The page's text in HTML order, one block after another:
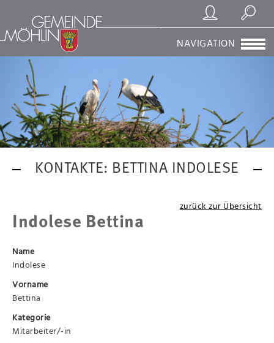
Registrierung/Login
Suchen
NAVIGATION
KONTAKTE: BETTINA INDOLESE
zurück zur Übersicht
Indolese Bettina
Name
Indolese
Vorname
Bettina
Kategorie
Mitarbeiter/-in